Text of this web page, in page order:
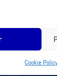
Cookie